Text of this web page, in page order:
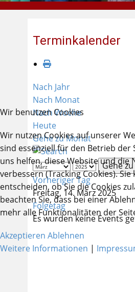
Terminkalender
Nach Jahr
Nach Monat
Nach Woche
Heute
Gehe zu Monat
Gehe
Vorheriger Tag
Freitag, 14. März 2025
Folgetag
Es wurden keine Events
Wir benutzen Cookies
Wir nutzen Cookies auf unserer
sind essenziell für den Betrieb der
uns helfen, diese Website und die
verbessern (Tracking Cookies).
entscheiden, ob Sie die Cookies
beachten Sie, dass bei einer
mehr alle Funktionalitäten der
Akzeptieren Ablehnen
Weitere Informationen |